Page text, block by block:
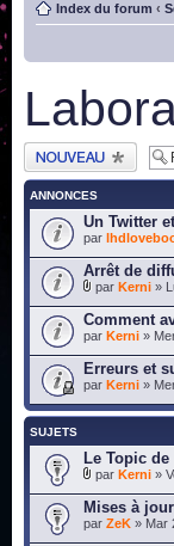
Index du forum ‹
Publier un nouveau
sujet
ANNONCES
Un Twitter
par
Arrêt de
par Kerni »
Comment
par Kerni »
Erreurs et
par Kerni »
SUJETS
Le Topic
par Kerni »
Mises à
par ZeK » Mar